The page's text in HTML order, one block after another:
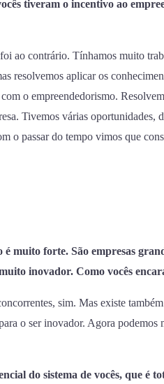
tiveram o incentivo ao
ao contrário. Tínhamos muito
resolvemos aplicar os
o empreendedorismo.
Tivemos várias oportunidades,
o passar do tempo vimos que
muito forte. São empresas
inovador. Como vocês
sim. Mas existe
o ser inovador. Agora podemos
do sistema de vocês, que é